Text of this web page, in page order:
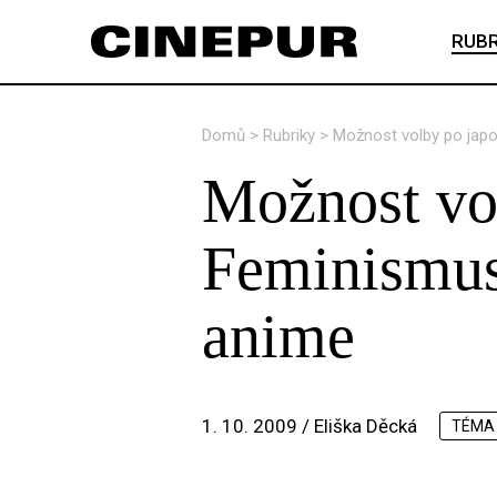
Domů > Rubriky > Možnost volby po
Možnost
anime
1. 10. 2009 / Eliška Děcká TÉMA